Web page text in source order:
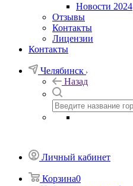
Новости 2024
Отзывы
Контакты
Лицензии
Контакты
Челябинск
Назад
Личный кабинет
Корзина0